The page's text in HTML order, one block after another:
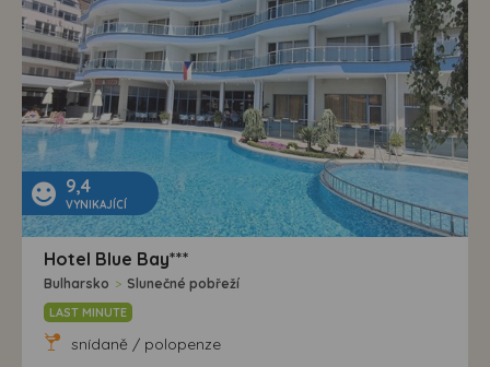
9,4
VYNIKAJÍCÍ
Hotel Blue Bay***
Bulharsko > Slunečné pobřeží
LAST MINUTE
snídaně / polopenze